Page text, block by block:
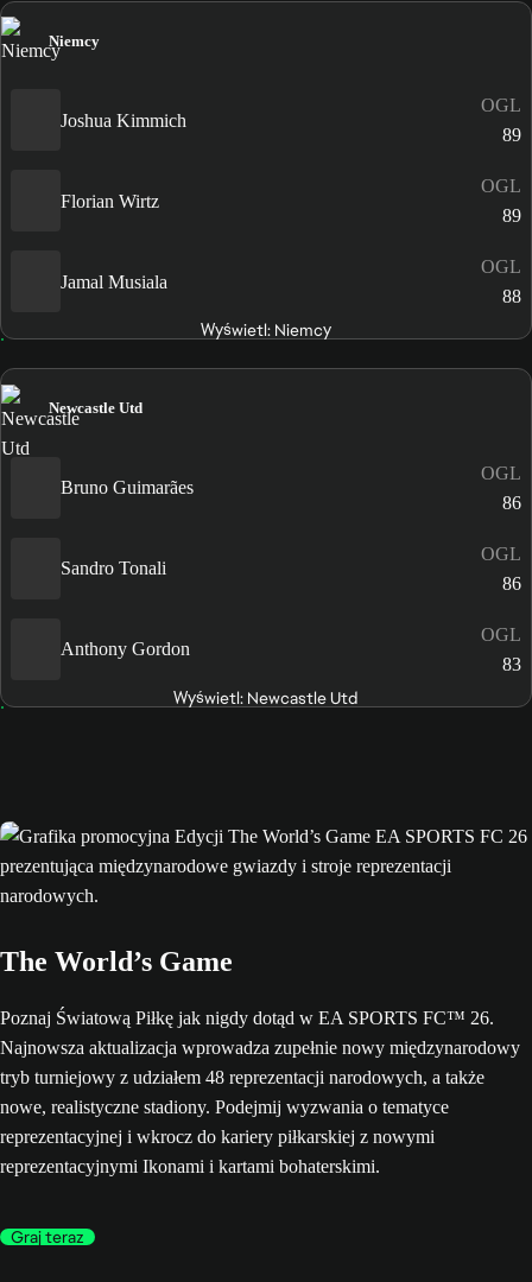
Niemcy
Joshua Kimmich
OGL
89
Florian Wirtz
OGL
89
Jamal Musiala
OGL
88
Wyświetl: Niemcy
Newcastle Utd
Bruno Guimarães
OGL
86
Sandro Tonali
OGL
86
Anthony Gordon
OGL
83
Wyświetl: Newcastle Utd
The World’s Game
Poznaj Światową Piłkę jak nigdy dotąd w EA SPORTS FC™ 26.
Najnowsza aktualizacja wprowadza zupełnie nowy międzynarodowy
tryb turniejowy z udziałem 48 reprezentacji narodowych, a także
nowe, realistyczne stadiony. Podejmij wyzwania o tematyce
reprezentacyjnej i wkrocz do kariery piłkarskiej z nowymi
reprezentacyjnymi Ikonami i kartami bohaterskimi.
Graj teraz